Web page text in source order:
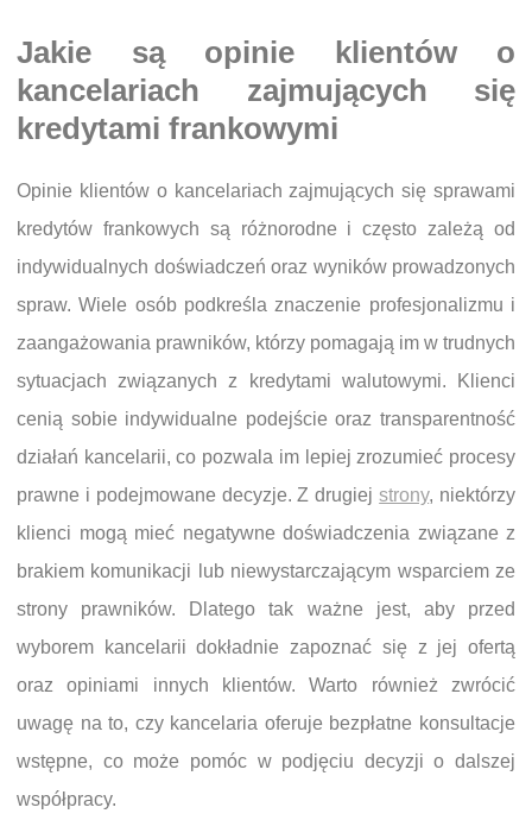
Jakie są opinie klientów o
kancelariach zajmujących się
kredytami frankowymi
Opinie klientów o kancelariach zajmujących się sprawami
kredytów frankowych są różnorodne i często zależą od
indywidualnych doświadczeń oraz wyników prowadzonych
spraw. Wiele osób podkreśla znaczenie profesjonalizmu i
zaangażowania prawników, którzy pomagają im w trudnych
sytuacjach związanych z kredytami walutowymi. Klienci
cenią sobie indywidualne podejście oraz transparentność
działań kancelarii, co pozwala im lepiej zrozumieć procesy
prawne i podejmowane decyzje. Z drugiejstrony, niektórzy
klienci mogą mieć negatywne doświadczenia związane z
brakiem komunikacji lub niewystarczającym wsparciem ze
strony prawników. Dlatego tak ważne jest, aby przed
wyborem kancelarii dokładnie zapoznać się z jej ofertą
oraz opiniami innych klientów. Warto również zwrócić
uwagę na to, czy kancelaria oferuje bezpłatne konsultacje
wstępne, co może pomóc w podjęciu decyzji o dalszej
współpracy.